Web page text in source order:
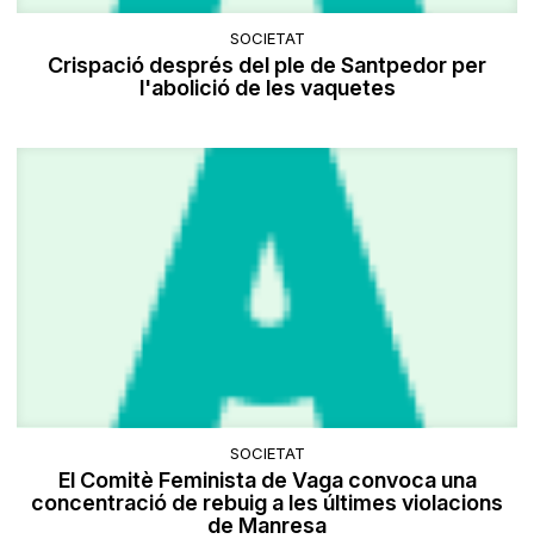
SOCIETAT
Crispació després del ple de Santpedor per
l'abolició de les vaquetes
SOCIETAT
El Comitè Feminista de Vaga convoca una
concentració de rebuig a les últimes violacions
de Manresa